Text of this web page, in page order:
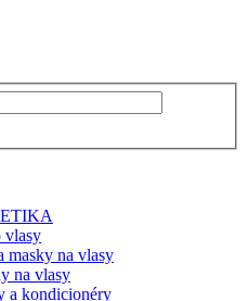
vlasy
masky na vlasy
na vlasy
a kondicionéry